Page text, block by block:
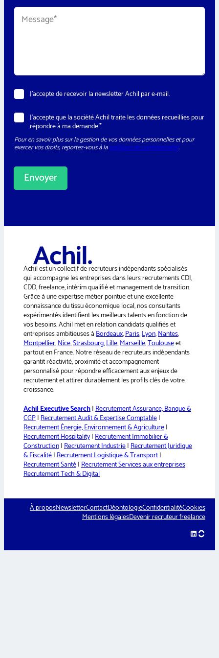
p
hM
N
e
w
s
e
t
t
r
J’accepte de recevoir la newsletter Achil par e-mail.
*
*
é
l
é
h
n
e
R
G
D
*
J’accepte que la société Achil traite les données recueillies pour
répondre à ma demande.*
Pour en savoir plus sur la gestion de vos données personnelles et pour
exercer vos droits, reportez-vous à lapolitique de confidentialité.
Envoyer
e
Achil est un collectif de recruteurs indépendants spécialisés
qui accompagne les entreprises dans leurs recrutements CDI,
CDD, freelance, intérim qualifié et management de transition.
Grâce à une expertise métier pointue et une excellente
connaissance du tissu économique local, nos consultants
expérimentés identifient les meilleurs talents en fonction de
vos besoins. Achil met en relation candidats qualifiés et
entreprises ambitieuses àBordeaux,Paris,Lyon,Nantes,
Montpellier,Nice,Strasbourg,Lille,Marseille,Toulouseet
partout en France. Notre réseau de recruteurs indépendants
garantit réactivité, proximité et accompagnement
personnalisé pour répondre efficacement aux enjeux de
recrutement et attirer durablement les profils clés de votre
croissance.
Achil Executive Search|Recrutement Assurance, Banque &
CGP|Recrutement Audit & Expertise Comptable|
Recrutement Énergie, Environnement & Agriculture|
Recrutement Hospitality|Recrutement Immobilier &
Construction|Recrutement Industrie|Recrutement Juridique
& Fiscalité|Recrutement Logistique & Transport|
Recrutement Santé|Recrutement Services aux entreprises
Recrutement Tech & Digital
À proposNewsletterContactDéontologieConfidentialitéCookies
Mentions légalesDevenir recruteur freelance
LinkedIn